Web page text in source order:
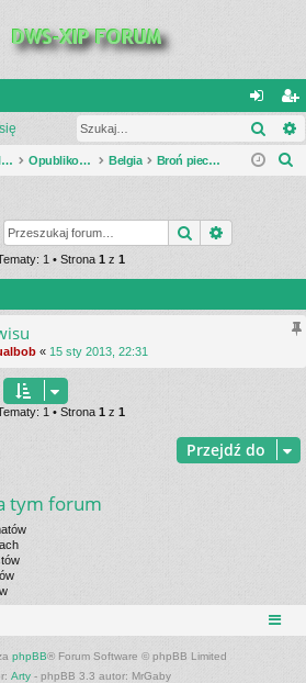
al
og
ar
ej
ę
Serwis Encyklopedia Uzbrojenia Opublikowane zestawienia Belgia Broń piechoty
j
Szukaj
1 • Strona 1 z 1
« 15 sty 2013, 22:31
1 • Strona 1 z 1
Przejdź do
tym forum
phpBB® Forum Software © phpBB Limited
Arty - phpBB 3.3 autor: MrGaby